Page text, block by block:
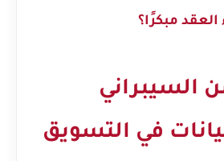
مبكرًا؟
السيبراني
في التسويق